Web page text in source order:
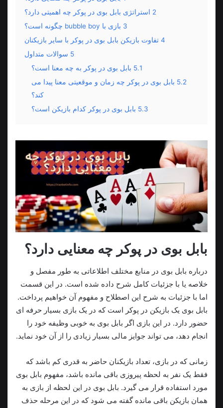
2 استراتژی بابل بوی در پوکر چه اهمیتی دارد؟
3 بازی با bubble boy چگونه است؟
4 تفاوت بازیکن بابل بوی در پوکر با سایر بازیکنان
5 سوالات متداول
5.1 بابل بوی در پوکر به چه معنا است؟
5.2 بابل بوی در پوکر چه زمان و موقعیتی معنا پیدا می
کند؟
5.3 بابل بوی در پوکر کدام بازیکن است؟
بابل بوی در پوکر چه معنایی دارد؟
درباره بابل بوی در منابع مختلف اطلاعاتی به طور مفصل و
خلاصه یا با جزئیات کامل شرح داده شده است. در این قسمت
اما با جزئیات به شرح این اصطلاح و مفهوم آن خواهیم پرداخت.
بابل بوی یک بازیکن در پوکر است که در یک بازی بسیار حرفه ای
حضور دارد. در این بازی اگر بابل بوی به خوبی وظیفه خود را
انجام دهد، می تواند جوایز مالی بسیار زیادی را از آن خود نماید.
زمانی که در بازی، تعداد بازیکنان حاضر به قدری کم باشد که
فقط یک نفر به لحظه پیروزی باقی مانده باشد، مفهوم بابل بوی
مورد استفاده قرار می گیرد. بابل بوی در این لحظه از بازی به
همان بازیکن باقی مانده گفته می شود که در این مرحله حذف